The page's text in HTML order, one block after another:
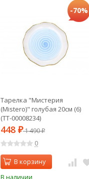
-70%
Тарелка "Мистерия
(Mistero)" голубая 20см (6)
(TT-00008234)
448 ₽1 490₽
0
В корзину
В наличии